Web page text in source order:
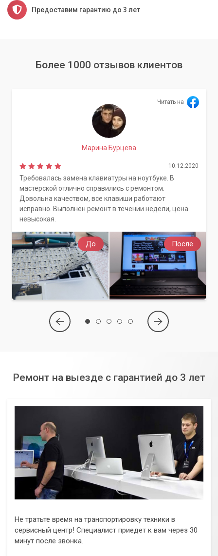
Предоставим гарантию до 3 лет
Более 1000 отзывов клиентов
До После
Читать на
Марина Бурцева
10.12.2020
Требовалась замена клавиатуры на ноутбуке. В
мастерской отлично справились с ремонтом.
Довольна качеством, все клавиши работают
исправно. Выполнен ремонт в течении недели, цена
невысокая.
Ремонт на выезде с гарантией до 3 лет
Не тратьте время на транспортировку техники в
сервисный центр! Специалист приедет к вам через 30
минут после звонка.